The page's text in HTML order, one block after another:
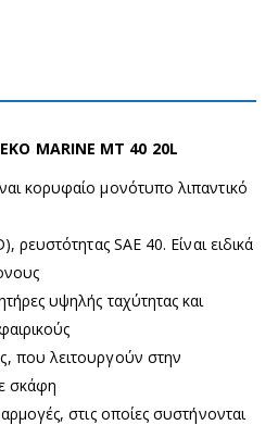
MARINE MT 40 20L
κορυφαίο μονότυπο λιπαντικό
SAE 40. Είναι ειδικά
υψηλής ταχύτητας και
που λειτουργούν στην
σκάφη
στις οποίες συστήνονται